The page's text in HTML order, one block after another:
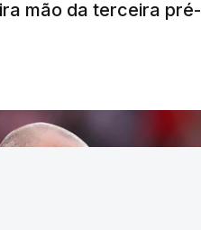
mão da terceira pré-